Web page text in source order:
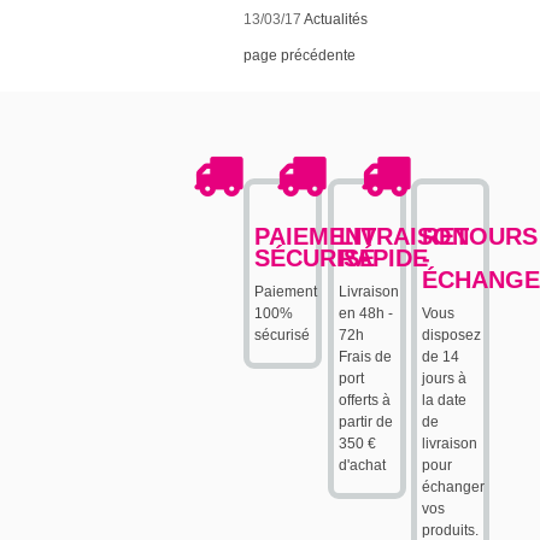
13/03/17 Actualités
page précédente
PAIEMENT
SÉCURISÉ
Paiement
100%
sécurisé
LIVRAISON
RAPIDE
Livraison
en 48h -
72h
Frais de
port
offerts à
partir de
350 €
d'achat
RETOURS
-
Vous
disposez
de 14
jours à
la date
de
livraison
pour
échanger
vos
produits.